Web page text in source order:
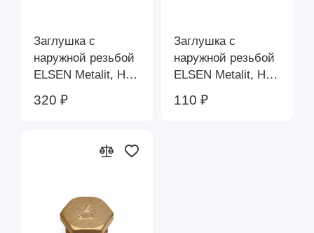
Футорки
Заглушка с
наружной резьбой
ELSEN Metalit, Н,
1", латунь CN
EBF.01.10
320 ₽
Заглушка с
наружной резьбой
ELSEN Metalit, Н,
1/2", латунь CN
EBF.01.12
110 ₽